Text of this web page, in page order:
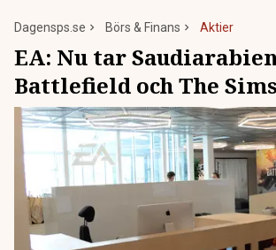
Dagensps.se Börs & Finans Aktier
EA: Nu tar
Battlefield och The Sims